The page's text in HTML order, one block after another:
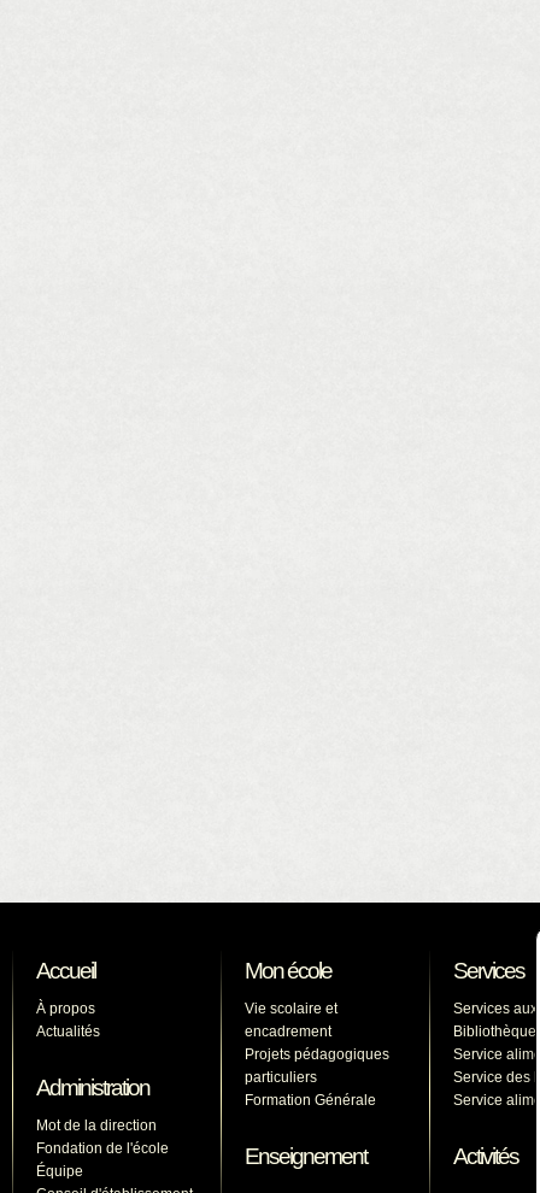
Accueil
À propos
Actualités
Administration
Mot de la direction
Fondation de l'école
Équipe
Mon école
Vie scolaire et
encadrement
Projets pédagogiques
particuliers
Formation Générale
Enseignement
Services
Services
Bibliothèque
Service
Service des
Service
Activités